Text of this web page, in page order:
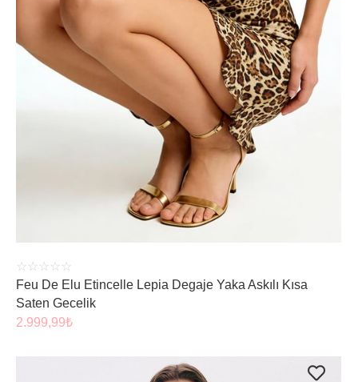
ÜRÜNÜ İNCELE
☆ ☆ ☆ ☆ ☆
Feu De Elu Etincelle Lepia Degaje Yaka Askılı Kısa
Saten Gecelik
2.999,99₺